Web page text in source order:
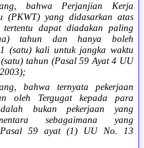
bahwa Perjanjian Kerja
(PKWT) yang didasarkan atas
dapat diadakan paling
tahun dan hanya boleh
(satu) kali untuk jangka waktu
tahun (Pasal 59 Ayat 4 UU
bahwa ternyata pekerjaan
oleh Tergugat kepada para
bukan pekerjaan yang
sebagaimana yang
Pasal 59 ayat (1) UU No. 13